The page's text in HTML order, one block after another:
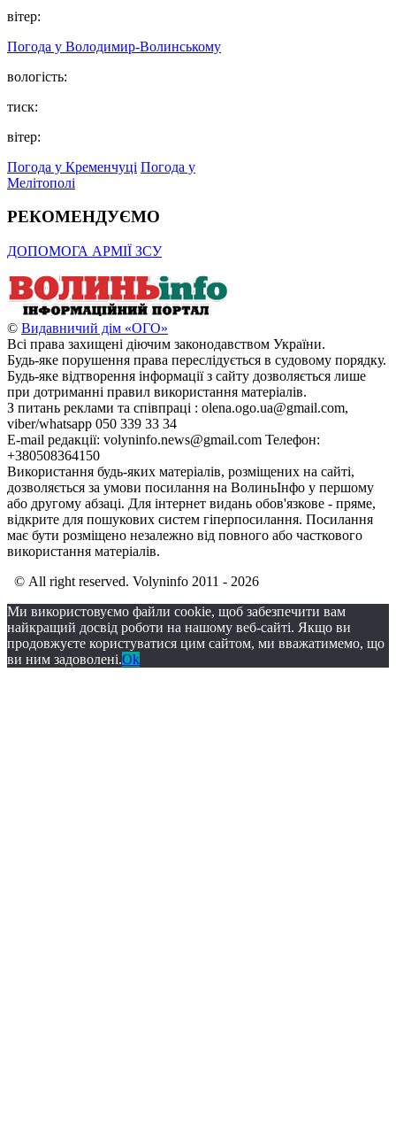
вітер:
Погода у Володимир-Волинському
вологість:
тиск:
вітер:
Погода у Кременчуці Погода у
Мелітополі
РЕКОМЕНДУЄМО
ДОПОМОГА АРМІЇ ЗСУ
© Видавничий дім «ОГО»
Всі права захищені діючим законодавством України.
Будь-яке порушення права переслідується в судовому порядку.
Будь-яке відтворення інформації з сайту дозволяється лише
при дотриманні правил використання матеріалів.
З питань реклами та співпраці : olena.ogo.ua@gmail.com,
viber/whatsapp 050 339 33 34
E-mail редакції: volyninfo.news@gmail.com Телефон:
+380508364150
Використання будь-яких матеріалів, розміщених на сайті,
дозволяється за умови посилання на ВолиньІнфо у першому
або другому абзаці. Для інтернет видань обов'язкове - пряме,
відкрите для пошукових систем гіперпосилання. Посилання
має бути розміщено незалежно від повного або часткового
використання матеріалів.
© All right reserved. Volyninfo 2011 - 2026
Ми використовуємо файли cookie, щоб забезпечити вам
найкращий досвід роботи на нашому веб-сайті. Якщо ви
продовжуєте користуватися цим сайтом, ми вважатимемо, що
ви ним задоволені.Ok